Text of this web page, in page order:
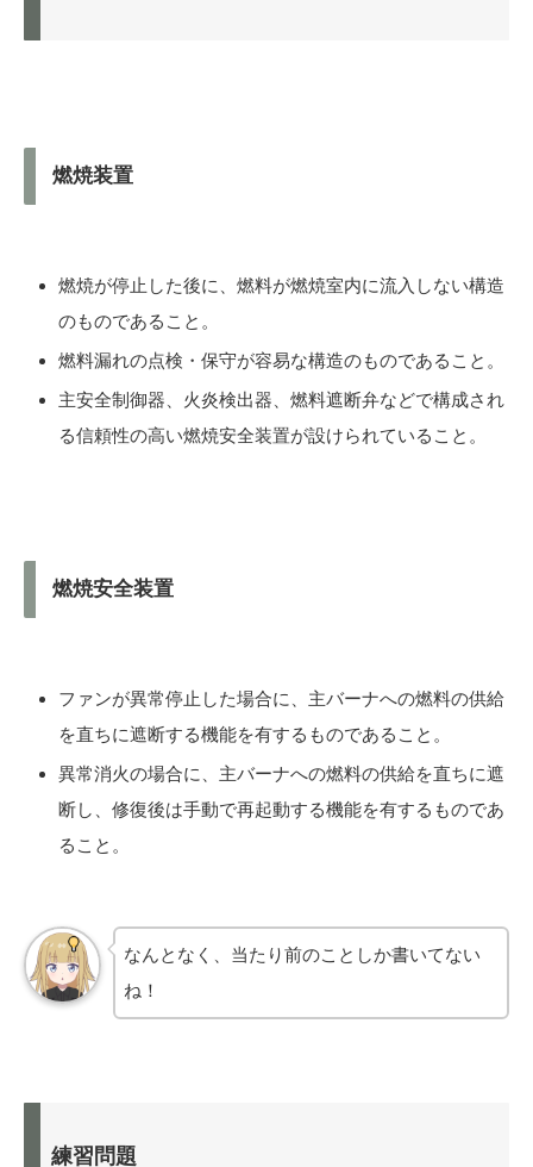
燃焼装置
燃焼が停止した後に、燃料が燃焼室内に流入しない構造
のものであること。
燃料漏れの点検・保守が容易な構造のものであること。
主安全制御器、火炎検出器、燃料遮断弁などで構成され
る信頼性の高い燃焼安全装置が設けられていること。
燃焼安全装置
ファンが異常停止した場合に、主バーナへの燃料の供給
を直ちに遮断する機能を有するものであること。
異常消火の場合に、主バーナへの燃料の供給を直ちに遮
断し、修復後は手動で再起動する機能を有するものであ
ること。
なんとなく、当たり前のことしか書いてない
ね！
練習問題